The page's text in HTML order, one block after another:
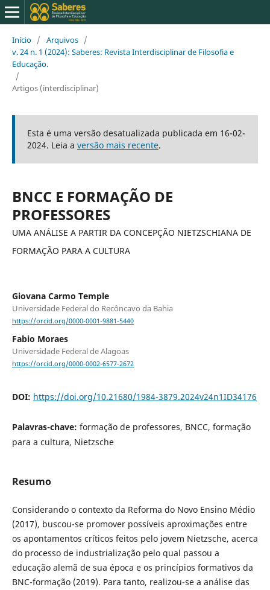
Início / Arquivos /
v. 24 n. 1 (2024): Saberes: Revista Interdisciplinar de Filosofia e
Educação.
/
Artigos (interdisciplinar)
Esta é uma versão desatualizada publicada em 16-02-
2024. Leia a versão mais recente.
BNCC E FORMAÇÃO DE
PROFESSORES
UMA ANÁLISE A PARTIR DA CONCEPÇÃO NIETZSCHIANA DE
FORMAÇÃO PARA A CULTURA
Giovana Carmo Temple
Universidade Federal do Recôncavo da Bahia
https://orcid.org/0000-0001-9881-5440
Fabio Moraes
Universidade Federal de Alagoas
https://orcid.org/0000-0002-6577-2672
DOI: https://doi.org/10.21680/1984-3879.2024v24n1ID34176
Palavras-chave: formação de professores, BNCC, formação
para a cultura, Nietzsche
Resumo
Considerando o contexto da Reforma do Novo Ensino Médio
(2017), buscou-se promover possíveis aproximações entre
os apontamentos críticos feitos pelo jovem Nietzsche, acerca
do processo de industrialização pelo qual passou a
educação alemã de sua época e os princípios formativos da
BNC-formação (2019). Para tanto, realizou-se a análise das